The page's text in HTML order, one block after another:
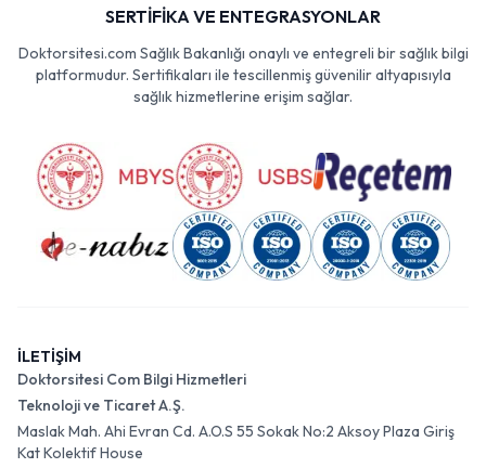
SERTİFİKA VE ENTEGRASYONLAR
Doktorsitesi.com Sağlık Bakanlığı onaylı ve entegreli bir sağlık bilgi
platformudur. Sertifikaları ile tescillenmiş güvenilir altyapısıyla
sağlık hizmetlerine erişim sağlar.
İLETİŞİM
Doktorsitesi Com Bilgi Hizmetleri
Teknoloji ve Ticaret A.Ş.
Maslak Mah. Ahi Evran Cd. A.O.S 55 Sokak No:2 Aksoy Plaza Giriş
Kat Kolektif House